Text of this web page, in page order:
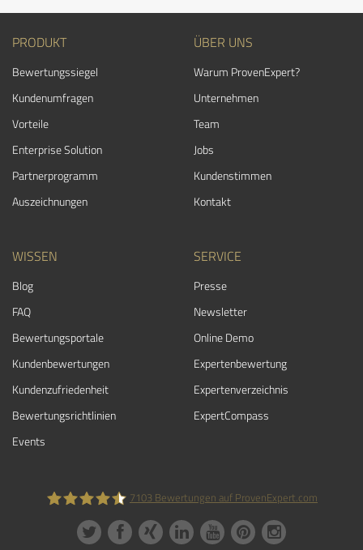
PRODUKT
Bewertungssiegel
Kundenumfragen
Vorteile
Enterprise Solution
Partnerprogramm
Auszeichnungen
ÜBER UNS
Warum ProvenExpert?
Unternehmen
Team
Jobs
Kundenstimmen
Kontakt
WISSEN
Blog
FAQ
Bewertungsportale
Kundenbewertungen
Kundenzufriedenheit
Bewertungs­richtlinien
Events
SERVICE
Presse
Newsletter
Online Demo
Expertenbewertung
Expertenverzeichnis
ExpertCompass
7103 Bewertungen auf ProvenExpert.com